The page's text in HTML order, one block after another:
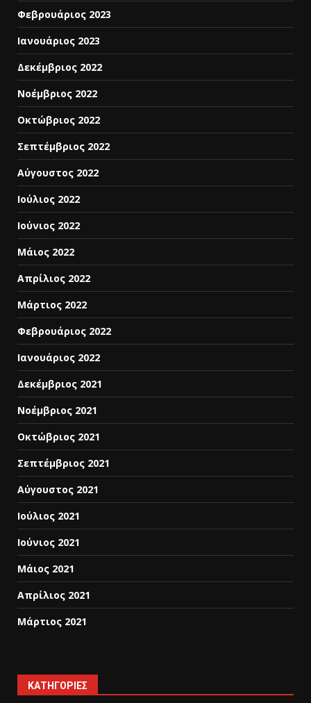
Φεβρουάριος 2023
Ιανουάριος 2023
Δεκέμβριος 2022
Νοέμβριος 2022
Οκτώβριος 2022
Σεπτέμβριος 2022
Αύγουστος 2022
Ιούλιος 2022
Ιούνιος 2022
Μάιος 2022
Απρίλιος 2022
Μάρτιος 2022
Φεβρουάριος 2022
Ιανουάριος 2022
Δεκέμβριος 2021
Νοέμβριος 2021
Οκτώβριος 2021
Σεπτέμβριος 2021
Αύγουστος 2021
Ιούλιος 2021
Ιούνιος 2021
Μάιος 2021
Απρίλιος 2021
Μάρτιος 2021
KΑΤΗΓΟΡΊΕΣ